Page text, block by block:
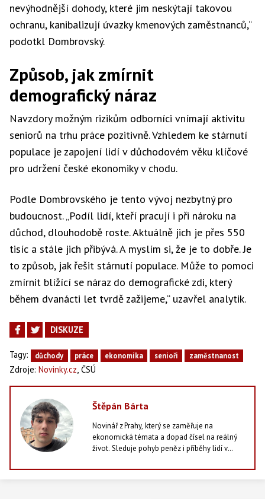
nevýhodnější dohody, které jim neskýtají takovou
ochranu, kanibalizují úvazky kmenových zaměstnanců,“
podotkl Dombrovský.
Způsob, jak zmírnit
demografický náraz
Navzdory možným rizikům odborníci vnímají aktivitu
seniorů na trhu práce pozitivně. Vzhledem ke stárnutí
populace je zapojení lidí v důchodovém věku klíčové
pro udržení české ekonomiky v chodu.
Podle Dombrovského je tento vývoj nezbytný pro
budoucnost. „Podíl lidí, kteří pracují i při nároku na
důchod, dlouhodobě roste. Aktuálně jich je přes 550
tisíc a stále jich přibývá. A myslím si, že je to dobře. Je
to způsob, jak řešit stárnutí populace. Může to pomoci
zmírnit blížící se náraz do demografické zdi, který
během dvanácti let tvrdě zažijeme,“ uzavřel analytik.
DISKUZE
Tagy: důchody práce ekonomika senioři zaměstnanost
Zdroje: Novinky.cz ČSÚ
Štěpán Bárta
Novinář z Prahy, který se zaměřuje na
ekonomická témata a dopad čísel na reálný
život. Sleduje pohyb peněz i příběhy lidí v
rozhodnutí domácností. Vedle psaní zpráv
studuje vysokou školu, zajímá se o dění